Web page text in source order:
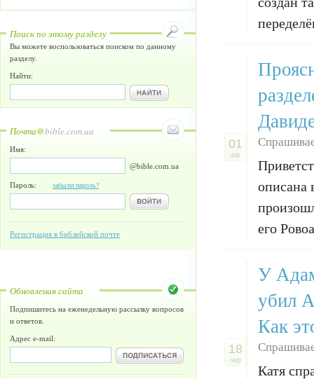
Поиск по этому разделу
Вы можете воспользоваться поиском по данному
разделу.
Найти:
Почта@bible.com.ua
Имя:
@bible.com.ua
Пароль: забыли пароль?
Регистрация в библейской почте
Обновления сайта
Подпишитесь на еженедельную рассылку вопросов
и ответов.
Адрес e-mail:
01
апр
описана
его
18
мар
У
убил
Как
Катя